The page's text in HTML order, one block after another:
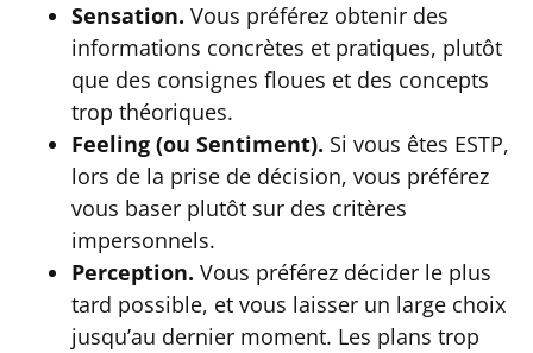
Sensation. Vous préférez obtenir des
informations concrètes et pratiques, plutôt
que des consignes floues et des concepts
trop théoriques.
Feeling (ou Sentiment). Si vous êtes ESTP,
lors de la prise de décision, vous préférez
vous baser plutôt sur des critères
impersonnels.
Perception. Vous préférez décider le plus
tard possible, et vous laisser un large choix
jusqu’au dernier moment. Les plans trop